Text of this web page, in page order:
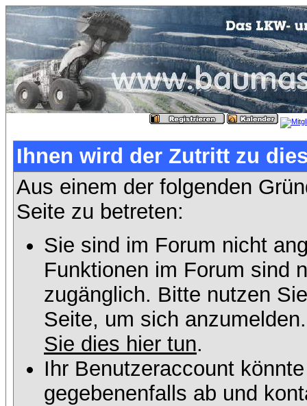
Ihnen wird der Zutritt zu
Aus einem der folgenden
Seite zu betreten:
Sie sind im Forum nicht
Funktionen im Forum sind
zugänglich. Bitte nutzen
Seite, um sich
Sie dies hier tun.
Ihr Benutzeraccount
gegebenenfalls ab und